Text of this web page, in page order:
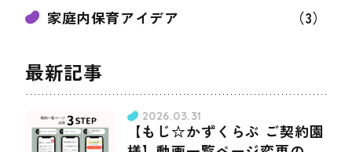
家庭内保育アイデア
（3）
最新記事
2026.03.31
【もじ☆かずくらぶ ご契約園